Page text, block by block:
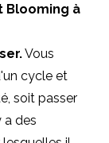
Blooming à
Vous
cycle et
soit passer
a des